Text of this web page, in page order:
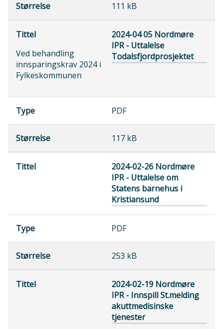
111 kB
2024-04 05 Nordmøre
IPR - Uttalelse
Todalsfjordprosjektet
Ved behandling
innsparingskrav 2024 i
Fylkeskommunen
PDF
117 kB
2024-02-26 Nordmøre
IPR - Uttalelse om
Statens barnehus i
Kristiansund
PDF
253 kB
2024-02-19 Nordmøre
IPR - Innspill St.melding
akuttmedisinske
tjenester